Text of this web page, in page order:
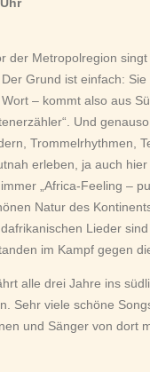
der Metropolregion
Grund ist einfach:
– kommt also aus
Und
Trommelrhythmen,
erleben, ja auch
„Africa-Feeling –
Natur des
Lieder
im Kampf gegen
alle drei Jahre ins
Sehr viele schöne
und Sänger von dort